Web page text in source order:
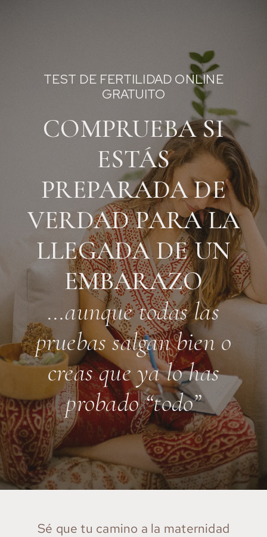
TEST DE FERTILIDAD ONLINE
GRATUITO
COMPRUEBA SI
ESTÁS
PREPARADA DE
VERDAD PARA LA
LLEGADA DE UN
EMBARAZO
…aunque todas las
pruebas salgan bien o
creas que ya lo has
probado “todo”
Sé que tu camino a la maternidad